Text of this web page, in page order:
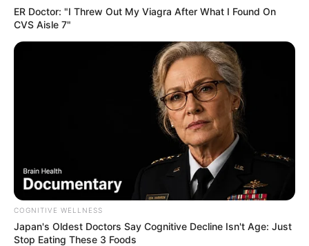
ER Doctor: "I Threw Out My Viagra After What I Found On
CVS Aisle 7"
COGNITIVE WELLNESS
Japan's Oldest Doctors Say Cognitive Decline Isn't Age: Just
Stop Eating These 3 Foods